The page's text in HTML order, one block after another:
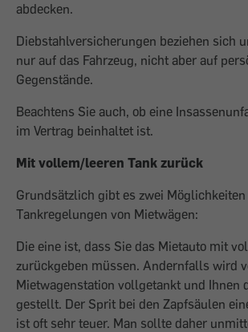
abdecken.
Diebstahlversicherungen beziehen sich
nur auf das Fahrzeug, nicht aber auf
Gegenstände.
Beachtens Sie auch, ob eine
im Vertrag beinhaltet ist.
Mit vollem/leeren Tank zurück
Grundsätzlich gibt es zwei
Tankregelungen von Mietwägen:
Die eine ist, dass Sie das Mietauto mit
zurückgeben müssen. Andernfalls wird
Mietwagenstation vollgetankt und Ihnen
gestellt. Der Sprit bei den Zapfsäulen
ist oft sehr teuer. Man sollte daher